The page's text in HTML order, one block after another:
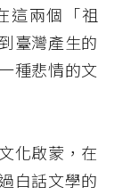
這兩個「祖
臺灣產生的
種悲情的文
化啟蒙，在
白話文學的